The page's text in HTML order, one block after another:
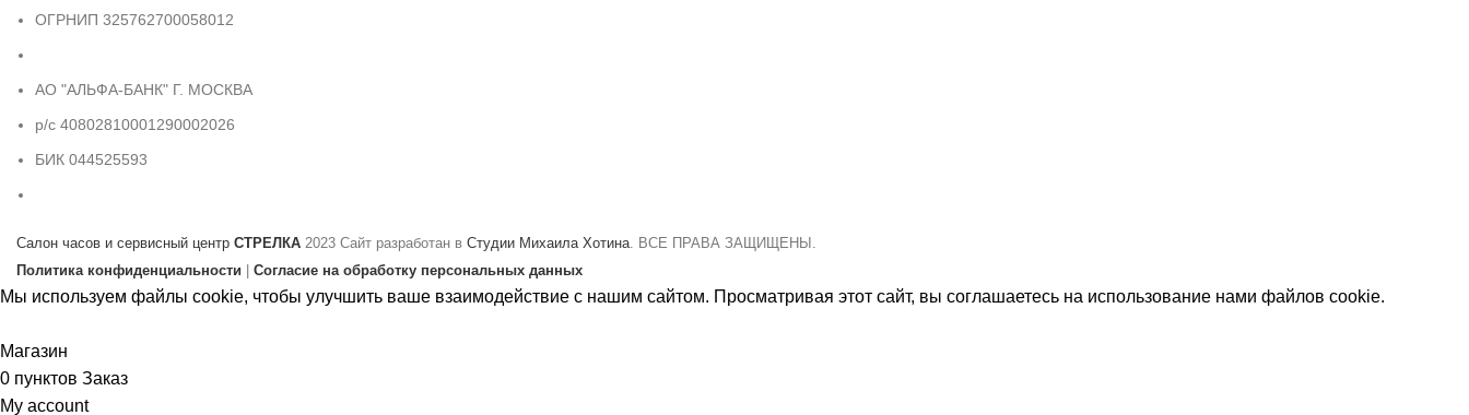
ОГРНИП 325762700058012
АО "АЛЬФА-БАНК" Г. МОСКВА
р/с 40802810001290002026
БИК 044525593
Салон часов и сервисный центр СТРЕЛКА 2023 Сайт разработан в Студии Михаила Хотина. ВСЕ ПРАВА ЗАЩИЩЕНЫ.
Политика конфиденциальности
Согласие на обработку персональных данных
Мы используем файлы cookie, чтобы улучшить ваше взаимодействие с нашим сайтом. Просматривая этот сайт, вы соглашаетесь на использование нами файлов cookie.
Магазин
0 пунктов Заказ
My account